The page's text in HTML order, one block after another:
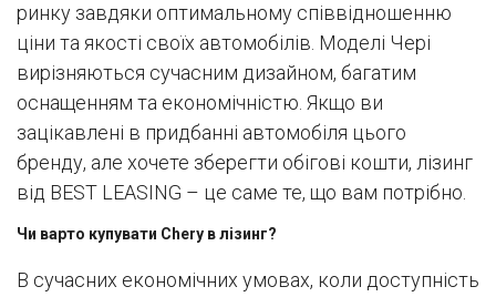
ринку завдяки оптимальному співвідношенню
ціни та якості своїх автомобілів. Моделі Чері
вирізняються сучасним дизайном, багатим
оснащенням та економічністю. Якщо ви
зацікавлені в придбанні автомобіля цього
бренду, але хочете зберегти обігові кошти, лізинг
від BEST LEASING – це саме те, що вам потрібно.
Чи варто купувати Chery в лізинг?
В сучасних економічних умовах, коли доступність